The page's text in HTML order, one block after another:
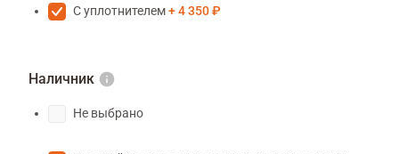
С уплотнителем 4 350 ₽
Наличник
Не выбрано